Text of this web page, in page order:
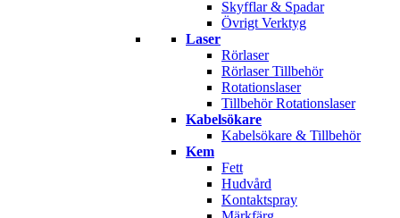
Skyfflar & Spadar
Övrigt Verktyg
Laser
Rörlaser
Rörlaser Tillbehör
Rotationslaser
Tillbehör Rotationslaser
Kabelsökare
Kabelsökare & Tillbehör
Kem
Fett
Hudvård
Kontaktspray